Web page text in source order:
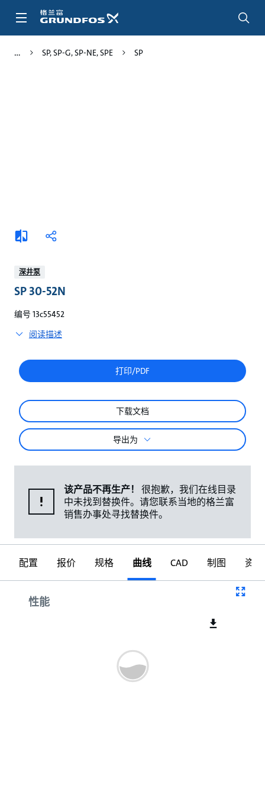
SP, SP-G, SP-NE, SPE SP
添
加
较
分
深井泵
SP 30-52N
编号 13c55452
阅读描述
打印/PDF
下载文档
导出为
该产品不再生产！
很抱歉，我们在线目录
中未找到替换件。请您联系当地的格兰富
销售办事处寻找替换件。
配置 报价 规格 曲线 CAD 制图 资料
性能